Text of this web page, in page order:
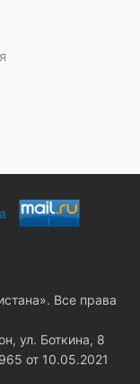
Все права
ул. Боткина, 8
от 10.05.2021